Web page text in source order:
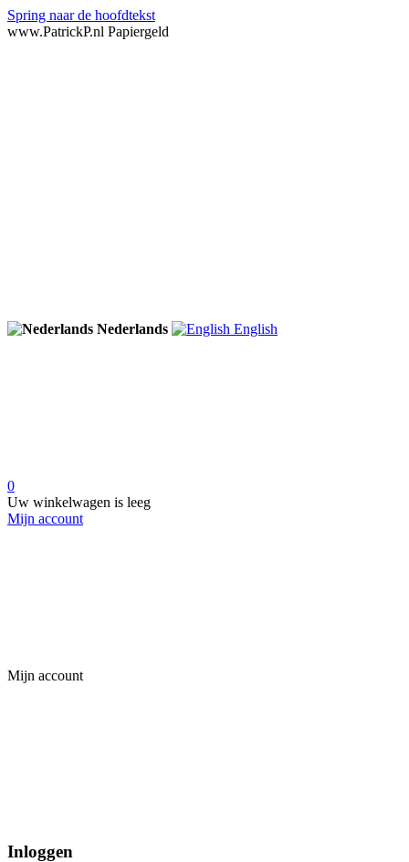
Spring naar de hoofdtekst
www.PatrickP.nl Papiergeld
Nederlands English
0
Uw winkelwagen is leeg
Mijn account
Mijn account
Inloggen